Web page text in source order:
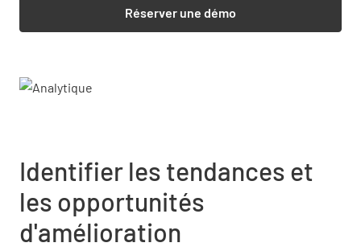
Réserver une démo
Identifier les tendances et
les opportunités
d'amélioration